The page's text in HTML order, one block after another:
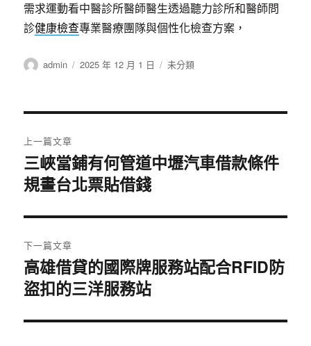
需求運動看中醫診所醫師醫生透過聽力診所和醫師問
診健康檢查專業醫療團隊與個性化檢查方案，
作
admin
發
2025 年 12 月 1 日
分
未分類
章
導
覽
上一篇文章
上
一
文
章:
三峽當鋪有何管道中壢汽車借款條件
規畫台北票貼借錢
下一篇文章
下
一
文
高雄借貸的國際牌服務站配合RFID防
盜扣的三洋服務站